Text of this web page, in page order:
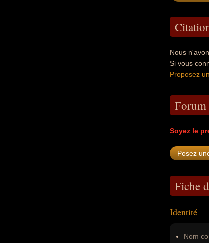
Nous
Si vous
Proposez
Forum
Soyez le
Fiche
Identité
Nom